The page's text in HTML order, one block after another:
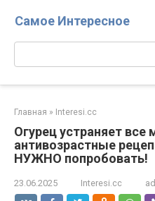
Самое Интересное
Поиск:
Главная » Interesi.cc
Огурец устраняет
антивозрастные
НУЖНО попробовать!
23.06.2025 Interesi.cc